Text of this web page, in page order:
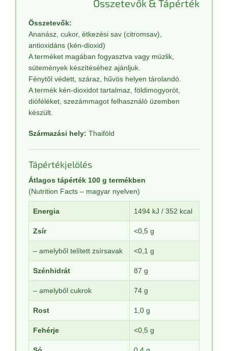
Összetevők & Tápérték
Összetevők:
Ananász, cukor, étkezési sav (citromsav),
antioxidáns (kén-dioxid)
A terméket magában fogyasztva vagy müzlik,
sütemények készítéséhez ajánljuk.
Fénytől védett, száraz, hűvös helyen tárolandó.
A termék kén-dioxidot tartalmaz, földimogyorót,
dióféléket, szezámmagot felhasználó üzemben
készült.
Származási hely: Thaiföld
Tápértékjelölés
Átlagos tápérték 100 g termékben
(Nutrition Facts – magyar nyelven)
Energia 1494 kJ / 352 kcal
Zsír <0,5 g
– amelyből telített zsírsavak <0,1 g
Szénhidrát 87 g
– amelyből cukrok 74 g
Rost 1,0 g
Fehérje <0,5 g